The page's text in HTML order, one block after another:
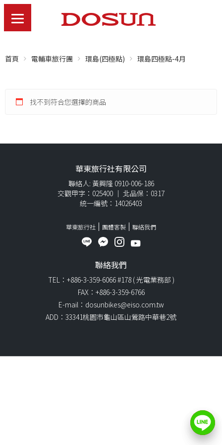
首頁 電輔車旅行團 環島(四極點) 環島四極點-4月
找不到符合您選擇的商品
華東旅行社有限公司
聯絡人: 黃興隆 0910-006-186
交觀甲字：025400 ｜ 北品保：0317
統一編號：14026403
華東旅行社 團體客製 聯絡我們
聯絡我們
TEL：+886-3-359-6066 #178 ( 光電業務部 )
FAX：+886-3-359-6766
E-mail：dosunbikes@eiso.com.tw
ADD：33341桃園市龜山區山鶯路中華巷2號